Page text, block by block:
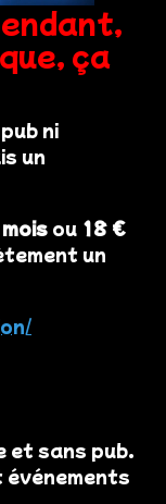
ça
ni
un
ou 18 €
un
et sans pub.